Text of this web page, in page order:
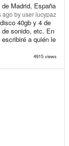
Madrid, España
ago by user lucypaz
40gb y 4 de
sonido, etc. En
a quién le
4915 views